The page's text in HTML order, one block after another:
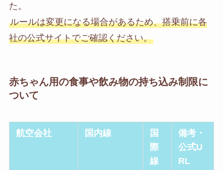
た。
ルールは変更になる場合があるため、搭乗前に各
社の公式サイトでご確認ください。
赤ちゃん用の食事や飲み物の持ち込み制限に
ついて
航空会社 国内線
国
際
線
備考・
公式U
RL